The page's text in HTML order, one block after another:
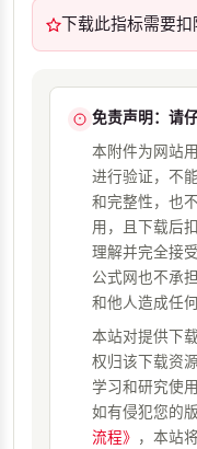
下载此指标需要扣
免责声明：请
本附件为网站
进行验证，不
和完整性，也
用，且下载后
理解并完全接
公式网也不承
和他人造成任
本站对提供下
权归该下载资
学习和研究使
如有侵犯您的
流程》 ，本站